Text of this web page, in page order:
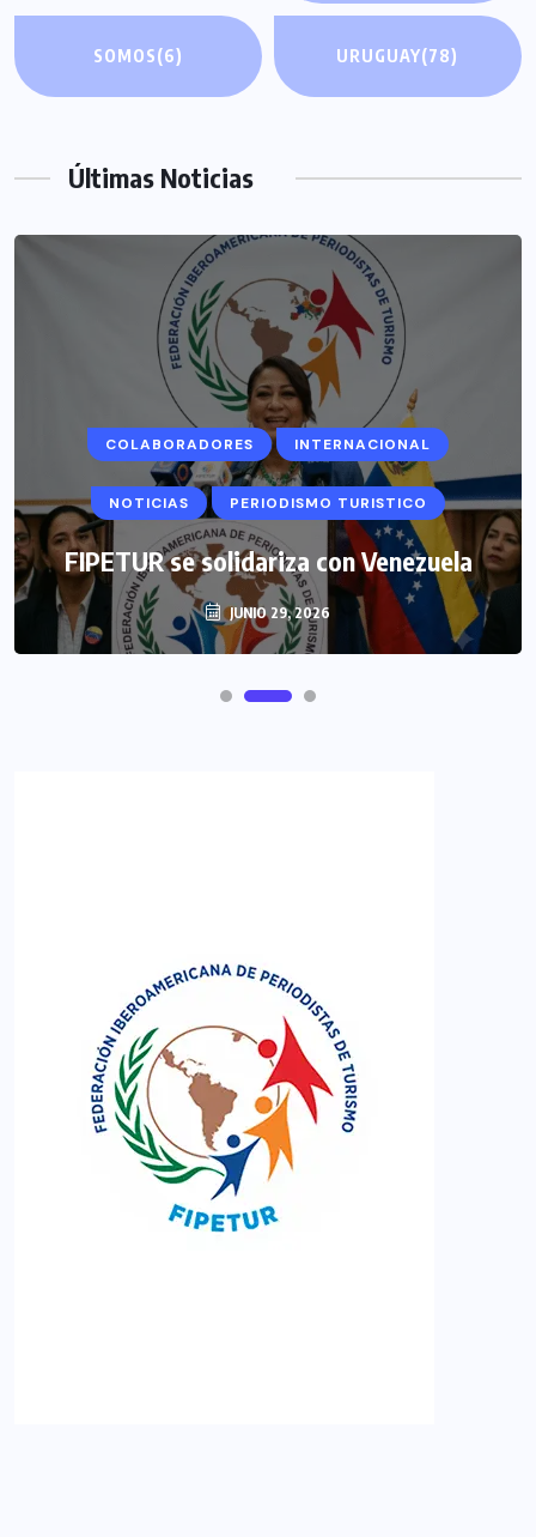
SOMOS(6) URUGUAY(78)
Últimas Noticias
COLABORADORES INTERNACIONAL
NOTICIAS PERIODISMO TURISTICO
FIPETUR se solidariza con Venezuela
JUNIO 29, 2026